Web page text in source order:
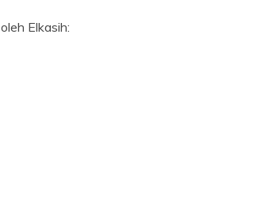
Elkasih: